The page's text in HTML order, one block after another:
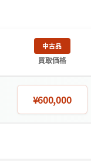
中古品
買取価格
¥600,000